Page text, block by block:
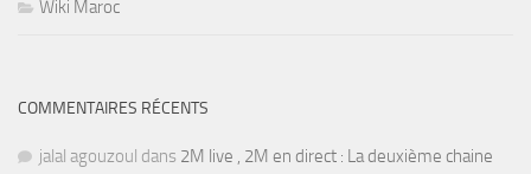
Wiki Maroc
COMMENTAIRES RÉCENTS
jalal agouzoul dans 2M live , 2M en direct : La deuxième chaine